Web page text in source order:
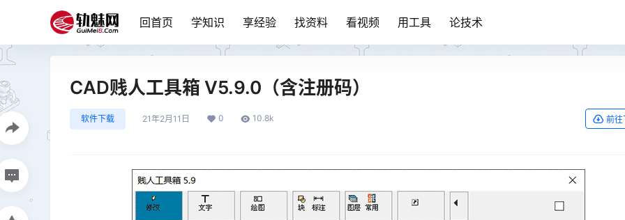
回首页 学知识 享经验 找资料 看视频 用工具 论技术
CAD贱人工具箱 V5.9.0（含注册码）
软件下载 21年2月11日 0 10.8k 前往